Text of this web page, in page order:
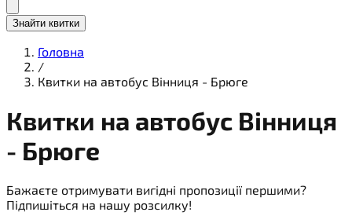
Знайти квитки
Головна
/
Квитки на автобус Вінниця - Брюге
Квитки на автобус Вінниця
- Брюге
Бажаєте отримувати вигідні пропозиції першими?
Підпишіться на нашу розсилку!